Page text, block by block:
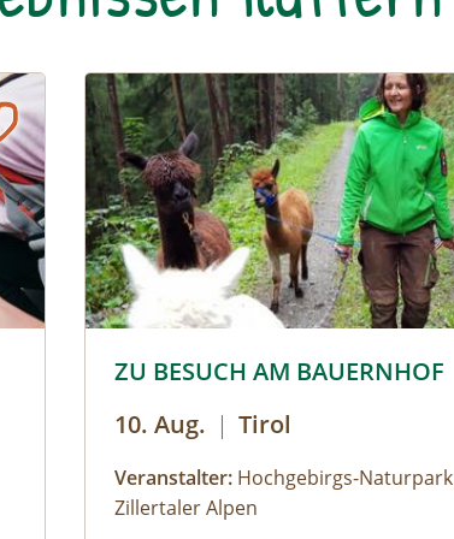
ZU BESUCH AM BAUERNHOF
10. Aug. | Tirol
Veranstalter: Hochgebirgs-Naturpark
Zillertaler Alpen